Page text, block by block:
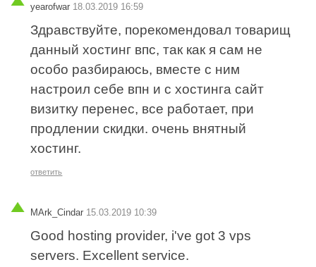
yearofwar 18.03.2019 16:59
Здравствуйте, порекомендовал товарищ
данный хостинг впс, так как я сам не
особо разбираюсь, вместе с ним
настроил себе впн и с хостинга сайт
визитку перенес, все работает, при
продлении скидки. очень внятный
хостинг.
ответить
MArk_Cindar 15.03.2019 10:39
Good hosting provider, i've got 3 vps
servers. Excellent service.